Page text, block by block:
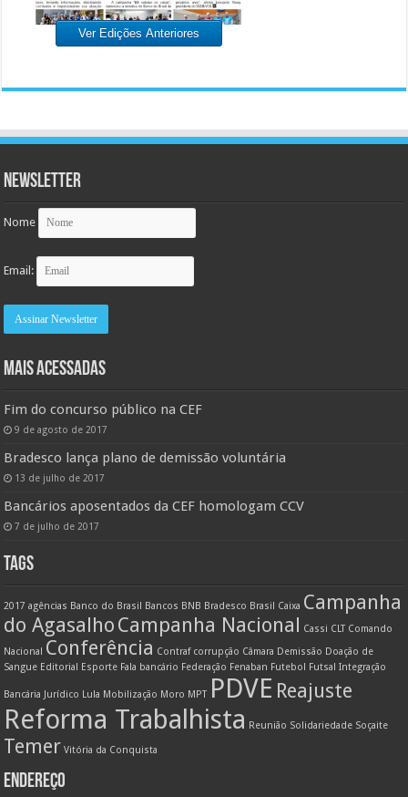
Ver Edições Anteriores
Newsletter
Nome
Email:
MAIS ACESSADAS
Fim do concurso público na CEF
9 de agosto de 2017
Bradesco lança plano de demissão voluntária
13 de julho de 2017
Bancários aposentados da CEF homologam CCV
7 de julho de 2017
TAGS
2017 agências Banco do Brasil Bancos BNB Bradesco Brasil Caixa Campanha
do Agasalho Campanha Nacional Cassi CLT Comando
Nacional Conferência Contraf corrupção Câmara Demissão Doação de
Sangue Editorial Esporte Fala bancário Federação Fenaban Futebol Futsal Integração
Bancária Jurídico Lula Mobilização Moro MPT PDVE Reajuste
Reforma Trabalhista Reunião Solidariedade Soçaite
Temer Vitória da Conquista
ENDEREÇO